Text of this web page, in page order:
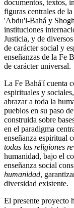
documentos, textos,
figuras centrales de
'Abdu'l-Bahá y
instituciones
Justicia, y de
de carácter social y
enseñanzas de la Fe
de carácter universal.
La Fe Bahá'í cuenta
espirituales y
abrazar a toda la
pueblos en su paso
construida sobre
en el paradigma
enseñanza espiritual
todas las religiones
humanidad, bajo el
enseñanza social
humanidad,
diversidad existente.
El presente proyecto